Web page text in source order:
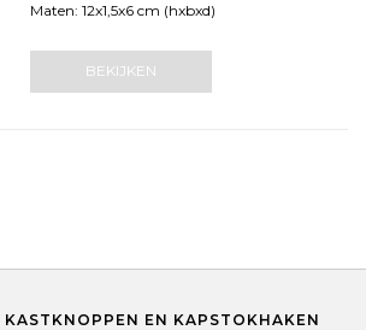
Maten: 12x1,5x6 cm (hxbxd)
BEKIJKEN
EN KAPSTOKHAKEN